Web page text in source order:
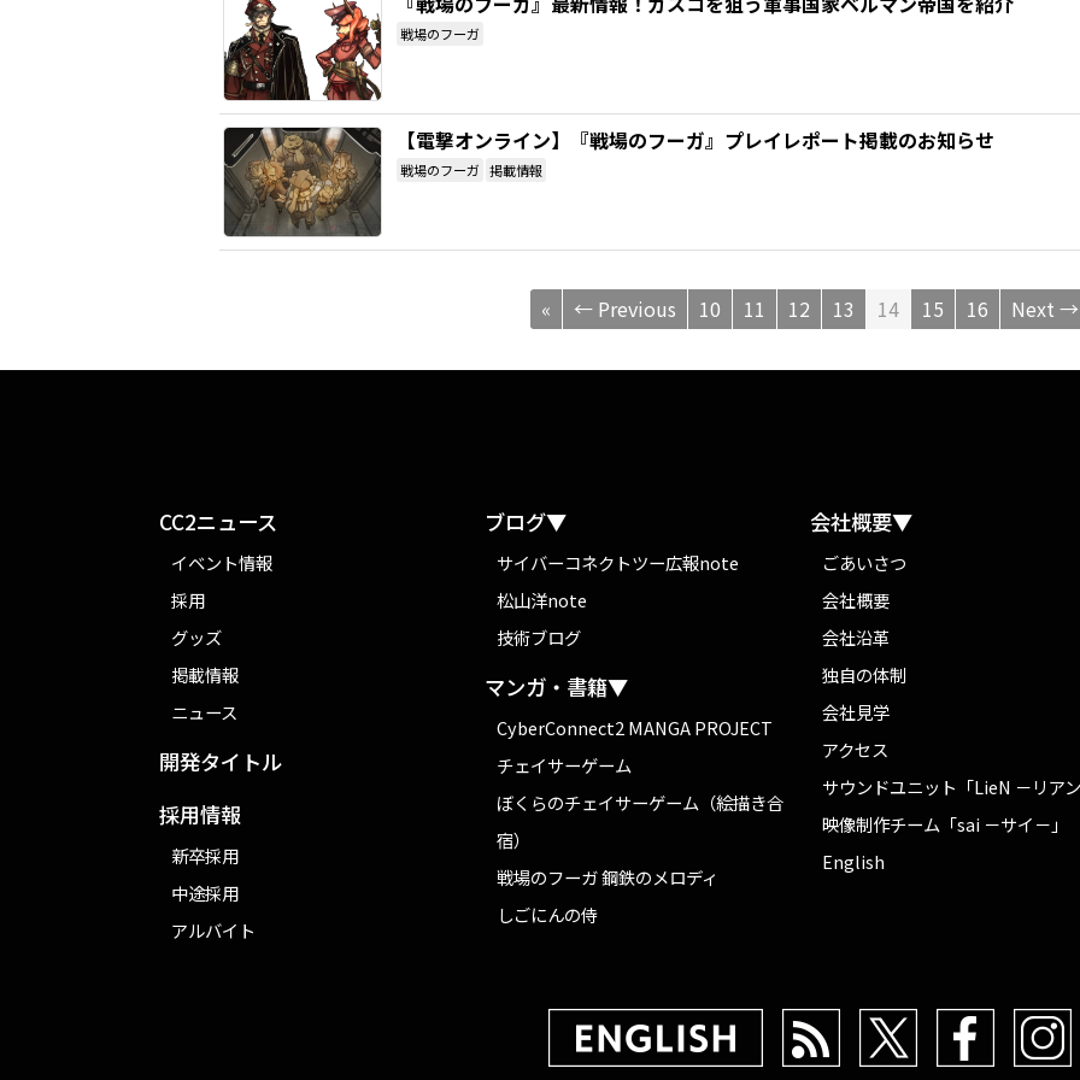
戦場のフーガ
【電撃オンライン】『戦場のフーガ』プレイレポート掲載のお知らせ
戦場のフーガ 掲載情報
« ← Previous 10 11 12 13 14 15 16 Next →
CC2ニュース
イベント情報
採用
グッズ
掲載情報
ニュース
開発タイトル
採用情報
新卒採用
中途採用
アルバイト
ブログ▼
サイバーコネクトツー広報note
松山洋note
技術ブログ
マンガ・書籍▼
CyberConnect2 MANGA PROJECT
チェイサーゲーム
ぼくらのチェイサーゲーム（絵描き合
宿）
戦場のフーガ 鋼鉄のメロディ
しごにんの侍
会社概要▼
ごあいさつ
会社概要
会社沿革
独自の体制
会社見学
アクセス
サウンドユニット「LieN －リアン
映像制作チーム「sai －サイ－」
English